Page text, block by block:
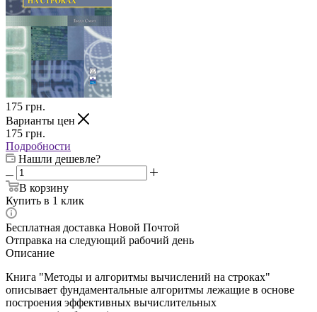
175 грн.
Варианты цен
175 грн.
Подробности
Нашли дешевле?
В корзину
Купить в 1 клик
Бесплатная доставка Новой Почтой
Отправка на следующий рабочий день
Описание
Книга "Методы и алгоритмы вычислений на строках"
описывает фундаментальные алгоритмы лежащие в основе
построения эффективных вычислительных